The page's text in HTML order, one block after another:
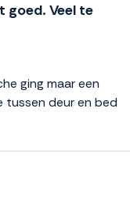
goed. Veel te
ging maar een
tussen deur en bed